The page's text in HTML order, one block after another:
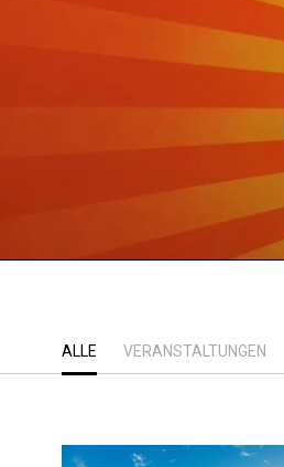
ALLE VERANSTALTUNGEN